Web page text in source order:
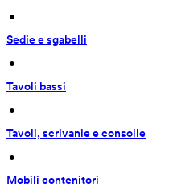
•
Sedie e sgabelli
•
Tavoli bassi
•
Tavoli, scrivanie e consolle
•
Mobili contenitori